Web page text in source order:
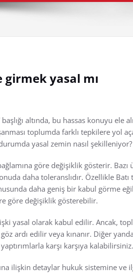
yasal mı
altında, bu hassas konuyu ele
toplumda farklı tepkilere yol
yasal zemin nasıl şekilleniyor?
göre değişiklik gösterir.
daha toleranslıdır. Özellikle Batı
daha geniş bir kabul görme
göre değişiklik gösterebilir.
yasal olarak kabul edilir. Ancak,
ardı edilir veya kınanır. Diğer
karşı karşıya kalabilirsiniz.
ilişkin detaylar hukuk sistemine ve